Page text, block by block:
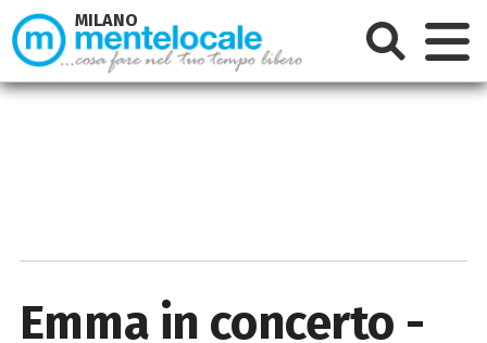
Emma in concerto -
MILANO